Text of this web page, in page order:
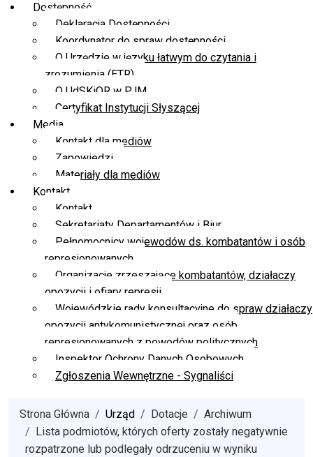
Dostępność
Deklaracja Dostępności
Koordynator do spraw dostępności
O Urzędzie w języku łatwym do czytania i
zrozumienia (ETR)
O UdSKiOR w PJM
Certyfikat Instytucji Słyszącej
Media
Kontakt dla mediów
Zapowiedzi
Materiały dla mediów
Kontakt
Kontakt
Sekretariaty Departamentów i Biur
Pełnomocnicy wojewodów ds. kombatantów i osób
represjonowanych
Organizacje zrzeszające kombatantów, działaczy
opozycji i ofiary represji
Wojewódzkie rady konsultacyjne do spraw działaczy
opozycji antykomunistycznej oraz osób
represjonowanych z powodów politycznych
Inspektor Ochrony Danych Osobowych
Zgłoszenia Wewnętrzne - Sygnaliści
Strona Główna Urząd Dotacje
Archiwum
Lista podmiotów, których oferty zostały negatywnie
rozpatrzone lub podlegały odrzuceniu w wyniku